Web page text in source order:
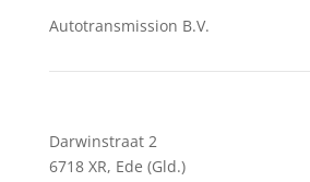
Autotransmission B.V.
Darwinstraat 2
6718 XR, Ede (Gld.)